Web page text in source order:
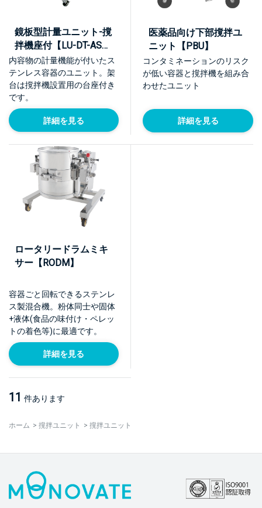
鏡板型計量ユニット-撹
拌機座付【LU-DT-ASC-
K】
内容物の計量機能が付いたス
テンレス容器のユニット。架
台は撹拌機設置用の台座付き
です。
詳細を見る
医薬品向け下部撹拌ユ
ニット【PBU】
コンタミネーションのリスク
が低い容器と撹拌機を組み合
わせたユニット
詳細を見る
ロータリードラムミキ
サー【RODM】
容器ごと回転できるステンレ
ス製混合機。粉体同士や固体
+液体(食品の味付け・ペレッ
トの着色等)に最適です。
詳細を見る
11 件あります
ホーム > 撹拌ユニット > 撹拌ユニット